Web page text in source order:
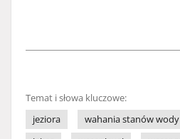
Temat i słowa kluczowe:
jeziora
wahania stanów wody